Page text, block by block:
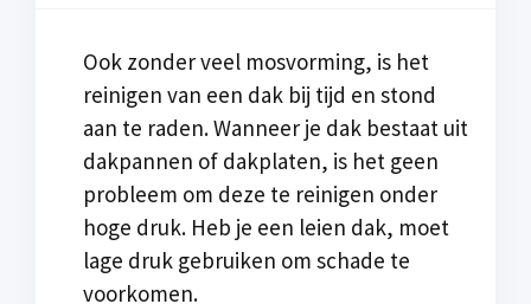
Ook zonder veel mosvorming, is het
reinigen van een dak bij tijd en stond
aan te raden. Wanneer je dak bestaat uit
dakpannen of dakplaten, is het geen
probleem om deze te reinigen onder
hoge druk. Heb je een leien dak, moet
lage druk gebruiken om schade te
voorkomen.